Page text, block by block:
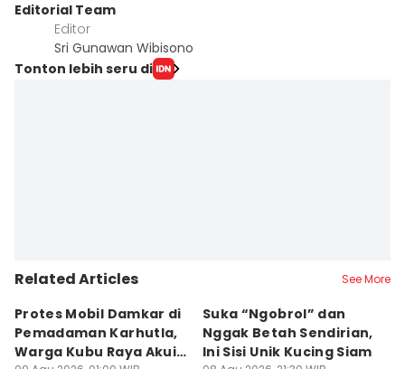
Editorial Team
Editor
Sri Gunawan Wibisono
Tonton lebih seru di
Related Articles See More
Protes Mobil Damkar di
Pemadaman Karhutla,
Warga Kubu Raya Akui
Suka “Ngobrol” dan
Nggak Betah Sendirian,
Ini Sisi Unik Kucing Siam